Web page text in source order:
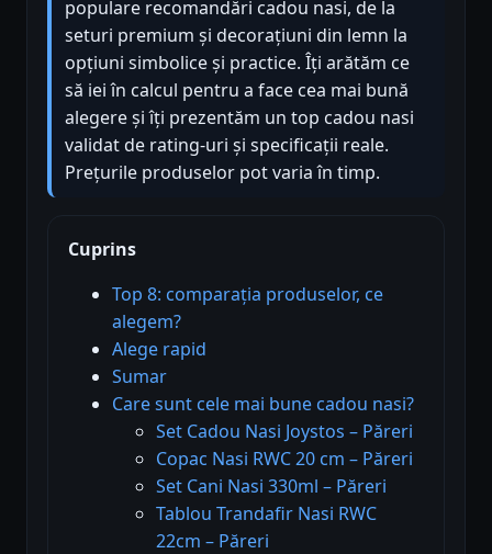
populare recomandări cadou nasi, de la
seturi premium și decorațiuni din lemn la
opțiuni simbolice și practice. Îți arătăm ce
să iei în calcul pentru a face cea mai bună
alegere și îți prezentăm un top cadou nasi
validat de rating-uri și specificații reale.
Prețurile produselor pot varia în timp.
Cuprins
Top 8: comparația produselor, ce
alegem?
Alege rapid
Sumar
Care sunt cele mai bune cadou nasi?
Set Cadou Nasi Joystos – Păreri
Copac Nasi RWC 20 cm – Păreri
Set Cani Nasi 330ml – Păreri
Tablou Trandafir Nasi RWC
22cm – Păreri